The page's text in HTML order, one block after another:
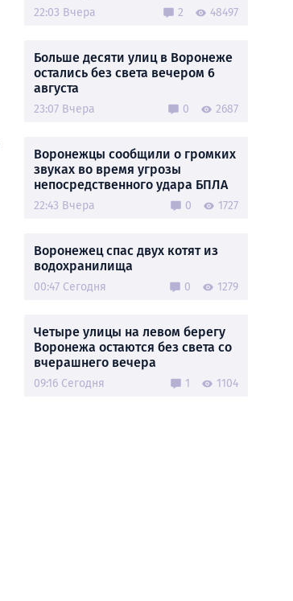
22:03 Вчера 2 48497
Больше десяти улиц в Воронеже
остались без света вечером 6
августа
23:07 Вчера 0 2687
Воронежцы сообщили о громких
звуках во время угрозы
непосредственного удара БПЛА
22:43 Вчера 0 1727
Воронежец спас двух котят из
водохранилища
00:47 Сегодня 0 1279
Четыре улицы на левом берегу
Воронежа остаются без света со
вчерашнего вечера
09:16 Сегодня 1 1104